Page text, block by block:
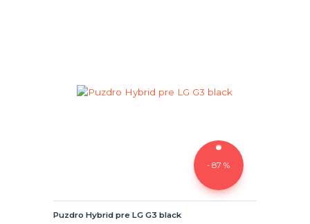
- 87 %
Puzdro Hybrid pre LG G3 black